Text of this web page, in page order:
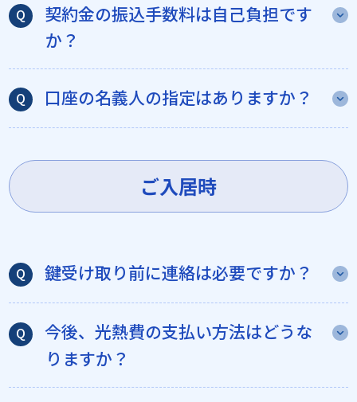
契約金の振込手数料は自己負担です
か？
口座の名義人の指定はありますか？
ご入居時
鍵受け取り前に連絡は必要ですか？
今後、光熱費の支払い方法はどうな
りますか？